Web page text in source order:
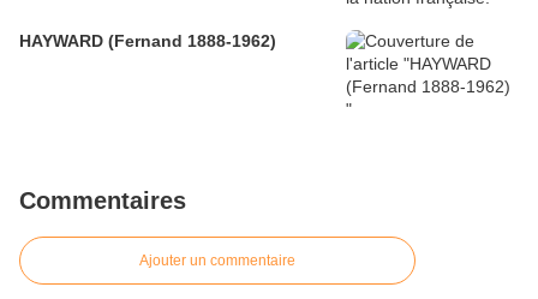
HAYWARD (Fernand 1888-1962)
Commentaires
Ajouter un commentaire